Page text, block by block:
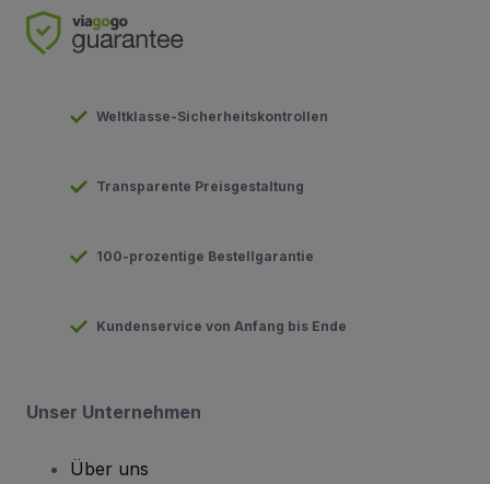
Weltklasse-Sicherheitskontrollen
Transparente Preisgestaltung
100-prozentige Bestellgarantie
Kundenservice von Anfang bis Ende
Unser Unternehmen
Über uns